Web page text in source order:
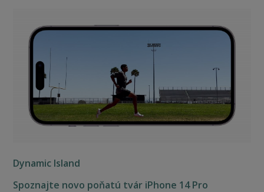
Dynamic Island
Spoznajte novo poňatú tvár iPhone 14 Pro